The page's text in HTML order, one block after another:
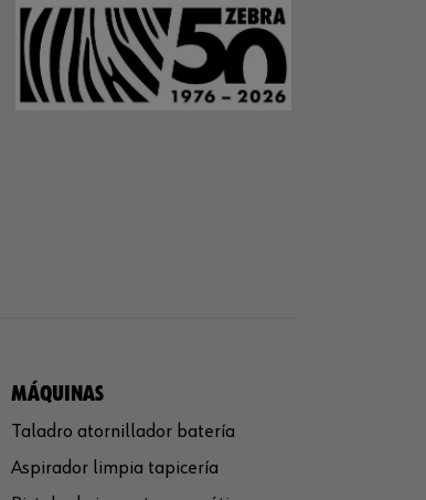
MÁQUINAS
Taladro atornillador batería
Aspirador limpia tapicería